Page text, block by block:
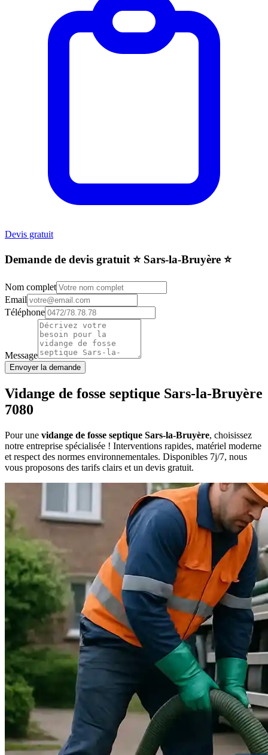
Devis gratuit
Demande de devis gratuit ⭐️ Sars-la-Bruyère ⭐️
Nom complet
Email
Téléphone
Message
Envoyer la demande
Vidange de fosse septique Sars-la-Bruyère
7080
Pour une vidange de fosse septique Sars-la-Bruyère, choisissez
notre entreprise spécialisée ! Interventions rapides, matériel moderne
et respect des normes environnementales. Disponibles 7j/7, nous
vous proposons des tarifs clairs et un devis gratuit.